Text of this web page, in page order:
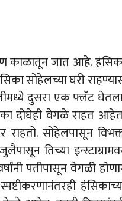
काळातून जात आहे.
सोहेलच्या घरी
दुसरा एक फ्लॅट
दोघेही वेगळे राहत
राहतो. सोहेलपासून
तिच्या
पतीपासून वेगळी